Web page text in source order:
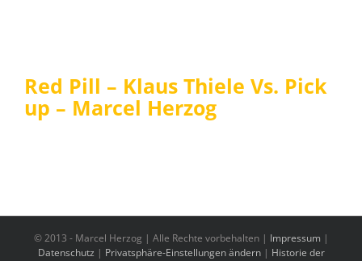
Red Pill – Klaus Thiele Vs. Pick
up – Marcel Herzog
© 2013 - Marcel Herzog | Alle Rechte vorbehalten | Impressum |
Datenschutz | Privatsphäre-Einstellungen ändern| Historie der